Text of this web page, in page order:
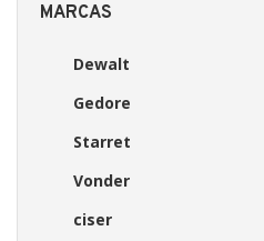
MARCAS
Dewalt
Gedore
Starret
Vonder
ciser